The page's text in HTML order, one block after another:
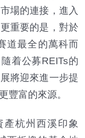
場的連接，進入
重要的是，對於
道最全的萬科而
着公募REITs的
將迎來進一步提
豐富的來源。
杭州西溪印象